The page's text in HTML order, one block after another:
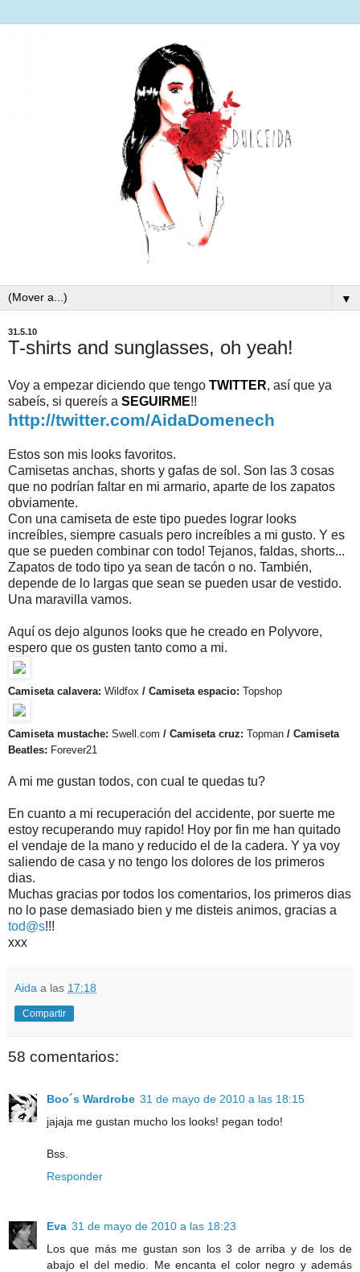
▼
31.5.10
T-shirts and sunglasses, oh yeah!
Voy a empezar diciendo que tengo TWITTER, así que ya
sabeís, si quereís a SEGUIRME!!
http://twitter.com/AidaDomenech
Estos son mis looks favoritos.
Camisetas anchas, shorts y gafas de sol. Son las 3 cosas
que no podrían faltar en mi armario, aparte de los zapatos
obviamente.
Con una camiseta de este tipo puedes lograr looks
increíbles, siempre casuals pero increíbles a mi gusto. Y es
que se pueden combinar con todo! Tejanos, faldas, shorts...
Zapatos de todo tipo ya sean de tacón o no. También,
depende de lo largas que sean se pueden usar de vestido.
Una maravilla vamos.
Aquí os dejo algunos looks que he creado en Polyvore,
espero que os gusten tanto como a mi.
Camiseta calavera: Wildfox / Camiseta espacio: Topshop
Camiseta mustache: Swell.com / Camiseta cruz: Topman / Camiseta
Beatles: Forever21
A mi me gustan todos, con cual te quedas tu?
En cuanto a mi recuperación del accidente, por suerte me
estoy recuperando muy rapido! Hoy por fin me han quitado
el vendaje de la mano y reducido el de la cadera. Y ya voy
saliendo de casa y no tengo los dolores de los primeros
dias.
Muchas gracias por todos los comentarios, los primeros dias
no lo pase demasiado bien y me disteis animos, gracias a
tod@s!!!
xxx
Aida a las 17:18
Compartir
58 comentarios:
Boo´s Wardrobe 31 de mayo de 2010 a las 18:15
jajaja me gustan mucho los looks! pegan todo!
Bss.
Responder
Eva 31 de mayo de 2010 a las 18:23
Los que más me gustan son los 3 de arriba y de los de
abajo el del medio. Me encanta el color negro y además